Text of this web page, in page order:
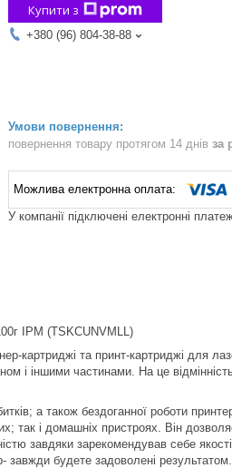
Купити з
+380 (96) 804-38-88
повернення товару протягом 14 днів за
У компанії підключені електронні
IPM (TSKCUNVMLL)
картриджі та принт-картриджі для
і іншими частинами. На це
а також бездоганної роботи
так і домашніх пристроях. Він
завдяки зарекомендував себе
будете задоволені результатом.